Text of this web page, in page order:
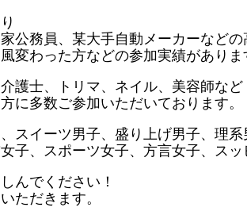
公務員、某大手自動メーカーなど
変わった方などの参加実績がありま
護士、トリマ、ネイル、美容師など
に多数ご参加いただいております。
スイーツ男子、盛り上げ男子、理系
子、スポーツ女子、方言女子、スッ
んでください！
ただきます。